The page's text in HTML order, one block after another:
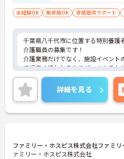
未経験OK 無資格OK 資格取得サポート
千葉県八千代市に位置する特別養護
介護職員の募集です！
介護業務だけでなく、施設イベント
で幅広く携われるやりがいのある
時間や日数相談可能で自身のライフ
せて無理なく働けます♪
ご興味のある方には、面接対策ポイ
に詳細をご案内しますのでお気軽に
い！
詳細を見る
ファミリー・ホスピス株式会社ファミ
ァミリー・ホスピス株式会社